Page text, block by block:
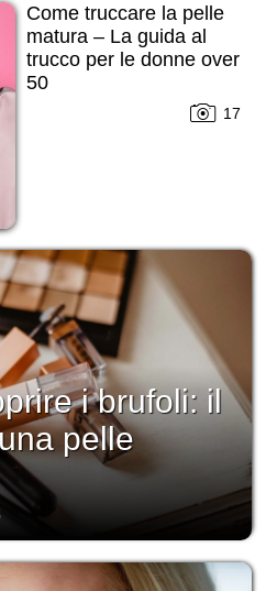
Come truccare la pelle
matura – La guida al
trucco per le donne over
50
17
i brufoli: il
pelle